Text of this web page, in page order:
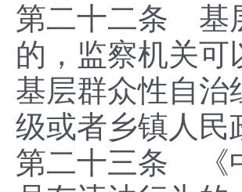
第二十二条 基
的，监察机关可
基层群众性自治
级或者乡镇人民
第二十三条 《